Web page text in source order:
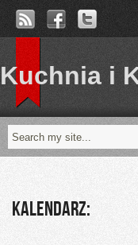
Kuchnia i
Kalendarz: